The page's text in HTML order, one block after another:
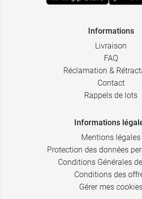
Informations
Livraison
FAQ
Réclamation &
Contact
Rappels de lots
Informations
Mentions légales
Protection des données
Conditions Générales
Conditions des
Gérer mes